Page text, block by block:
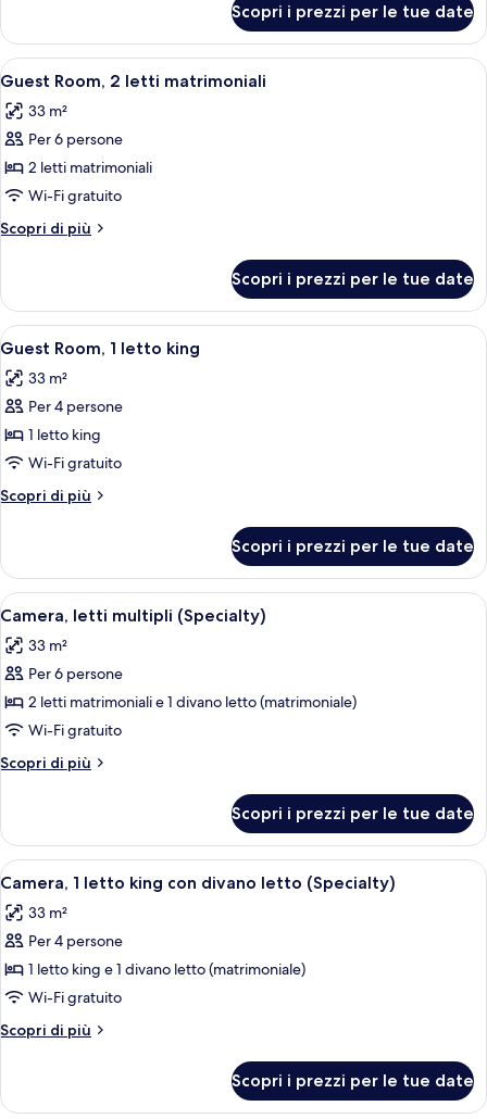
Bed
1
King
Bed
Scopri i prezzi per le tue date
Apri
tutte
le
foto
per
Guest
Room,
2
matrimoniali
Biancheria da letto di alta qualità,
5
Guest Room, 2 letti matrimoniali
33 m²
Per 6 persone
2 letti matrimoniali
Wi-Fi gratuito
Scopri di più
Altri
Room,
letti
Scopri i prezzi per le tue date
Apri
tutte
le
foto
per
Guest
Room,
1
king
Biancheria da letto di alta qualità,
6
Guest Room, 1 letto king
33 m²
Per 4 persone
1 letto king
Wi-Fi gratuito
Scopri di più
Altri
Room,
letto
Scopri i prezzi per le tue date
Apri
tutte
le
foto
per
Camera,
letti
multipli
Biancheria da letto di alta qualità,
6
Camera, letti multipli (Specialty)
33 m²
Per 6 persone
2 letti matrimoniali e 1 divano letto (matrimoniale)
Wi-Fi gratuito
Scopri di più
Altri
letti
multipli
(Specialty)
Scopri i prezzi per le tue date
Apri
tutte
le
foto
per
Camera,
1
letto
con
Biancheria da letto di alta qualità,
7
Camera, 1 letto king con divano letto (Specialty)
33 m²
Per 4 persone
1 letto king e 1 divano letto (matrimoniale)
Wi-Fi gratuito
Scopri di più
Altri
1
Scopri i prezzi per le tue date